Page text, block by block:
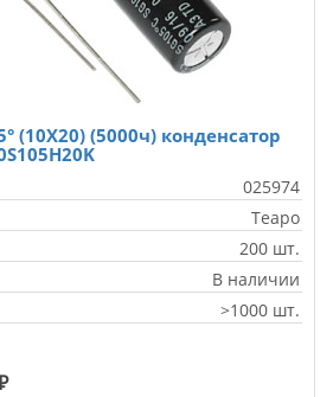
(10X20) (5000ч) конденсатор
025974
Teapo
200 шт.
В наличии
>1000 шт.